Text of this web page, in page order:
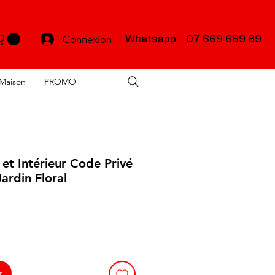
Connexion Whatsapp 07 669 669 89
Maison PROMO
Intérieur Code Privé
Floral